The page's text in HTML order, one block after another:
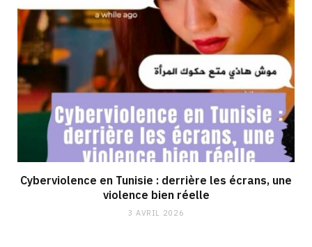
Cyberviolence en Tunisie : derrière les écrans, une
violence bien réelle
3 AVRIL 2026